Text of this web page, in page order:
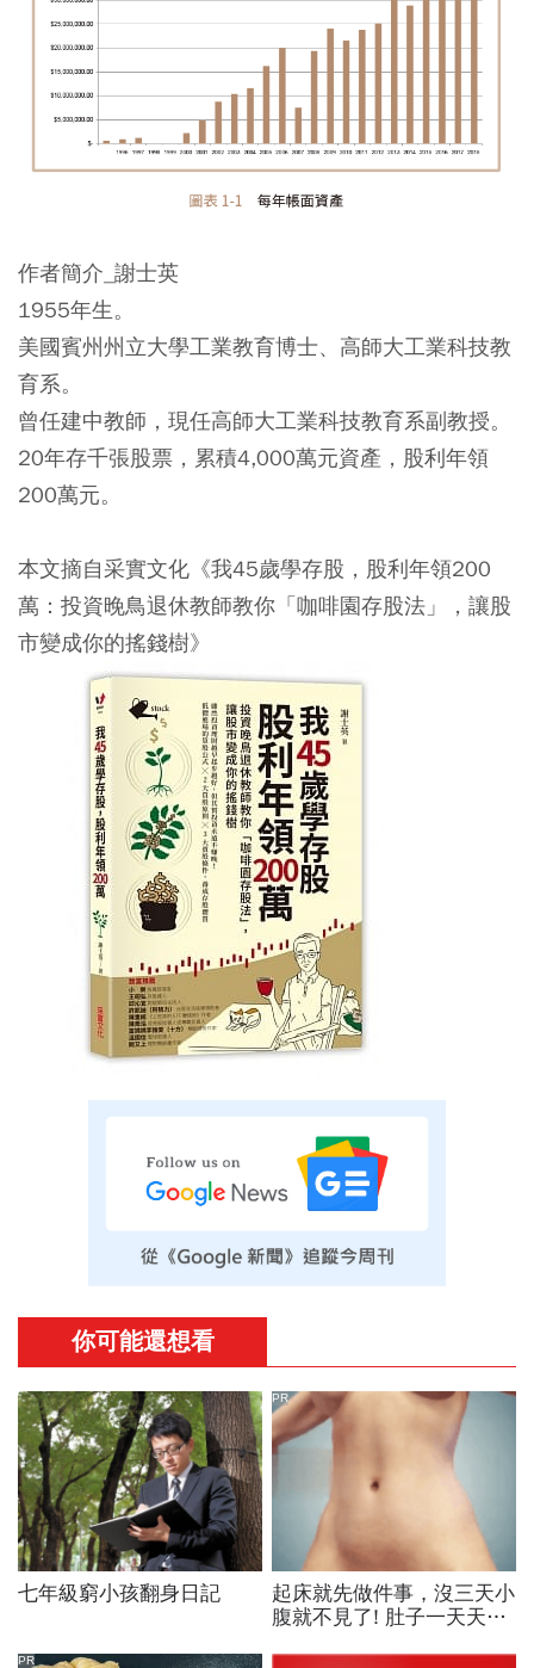
作者簡介_謝士英
1955年生。
美國賓州州立大學工業教育博士、高師大工業科技教
育系。
曾任建中教師，現任高師大工業科技教育系副教授。
20年存千張股票，累積4,000萬元資產，股利年領
200萬元。
本文摘自采實文化《我45歲學存股，股利年領200
萬：投資晚鳥退休教師教你「咖啡園存股法」，讓股
市變成你的搖錢樹》